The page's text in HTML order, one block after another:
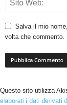
Salva il mio
volta che commento.
Questo sito utilizza
elaborati i dati derivati